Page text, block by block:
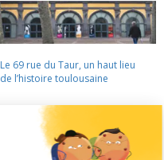
Le 69 rue du Taur, un haut lieu
de l’histoire toulousaine